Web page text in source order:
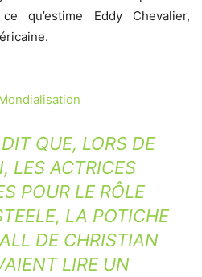
qu’estime Eddy Chevalier,
QUE, LORS DE
LES ACTRICES
POUR LE RÔLE
LA POTICHE
DE CHRISTIAN
LIRE UN